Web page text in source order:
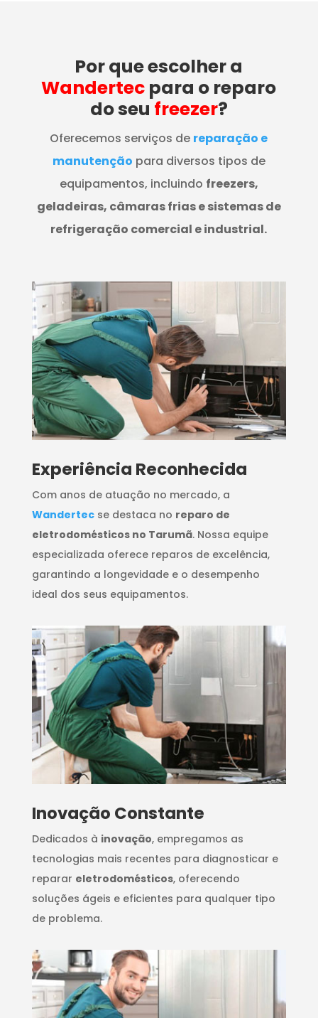
Por que escolher a
Wandertec para o reparo
do seu freezer?
Oferecemos serviços de reparação e
manutenção para diversos tipos de
equipamentos, incluindo freezers,
geladeiras, câmaras frias e sistemas de
refrigeração comercial e industrial.
​Experiência Reconhecida
Com anos de atuação no mercado, a
Wandertecse destaca no reparo de
eletrodomésticos no Tarumã. Nossa equipe
especializada oferece reparos de excelência,
garantindo a longevidade e o desempenho
ideal dos seus equipamentos.
Inovação Constante
Dedicados à inovação, empregamos as
tecnologias mais recentes para diagnosticar e
reparar eletrodomésticos, oferecendo
soluções ágeis e eficientes para qualquer tipo
de problema.